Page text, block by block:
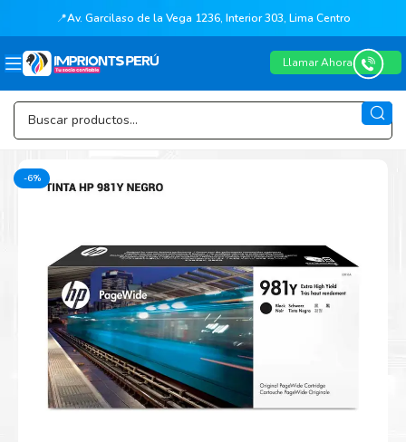
📍Av. Garcilaso de la Vega 1236, Interior 303, Lima Centro
Llamar Ahora
-6%